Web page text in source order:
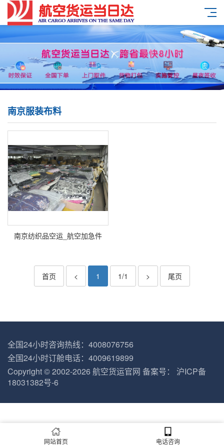
南京服装布料
南京纺织品空运_航空加急件
首页 < 1 1/1 > 尾页
全国24小时咨询热线：4008076756
全国24小时订舱电话：4009619899
Copyright © 2002-2026 航空货运官网 备案号： 沪ICP备
18031382号-6
网站首页 电话咨询